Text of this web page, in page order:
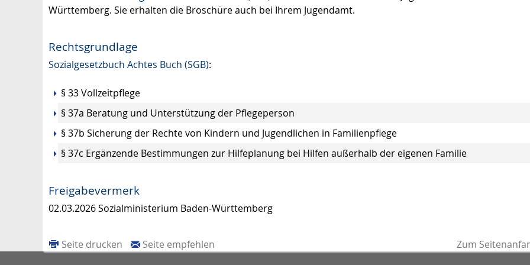
Württemberg. Sie erhalten die Broschüre auch bei Ihrem Jugendamt.
Rechtsgrundlage
Sozialgesetzbuch Achtes Buch (SGB):
§ 33 Vollzeitpflege
§ 37a Beratung und Unterstützung der Pflegeperson
§ 37b Sicherung der Rechte von Kindern und Jugendlichen in Familienpflege
§ 37c Ergänzende Bestimmungen zur Hilfeplanung bei Hilfen außerhalb der eigenen Familie
Freigabevermerk
02.03.2026 Sozialministerium Baden-Württemberg
Zum
Seite drucken Seite empfehlen